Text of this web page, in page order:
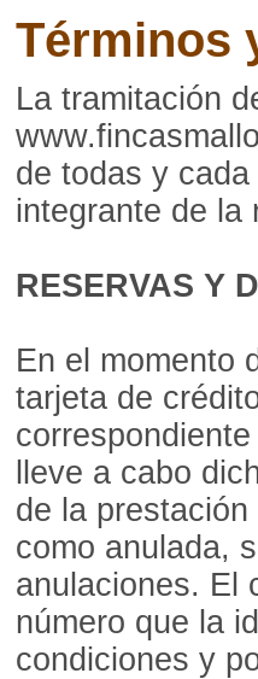
Términos
La tramitación
de todas y
integrante de la
RESERVAS Y
En el momento
tarjeta de
lleve a cabo
de la
como anulada,
anulaciones. El
número que la
condiciones y